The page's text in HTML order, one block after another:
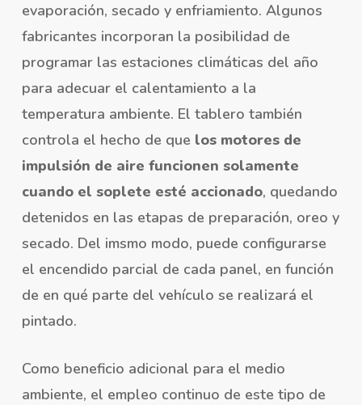
evaporación, secado y enfriamiento. Algunos
fabricantes incorporan la posibilidad de
programar las estaciones climáticas del año
para adecuar el calentamiento a la
temperatura ambiente. El tablero también
controla el hecho de que los motores de
impulsión de aire funcionen solamente
cuando el soplete esté accionado, quedando
detenidos en las etapas de preparación, oreo y
secado. Del imsmo modo, puede configurarse
el encendido parcial de cada panel, en función
de en qué parte del vehículo se realizará el
pintado.
Como beneficio adicional para el medio
ambiente, el empleo continuo de este tipo de